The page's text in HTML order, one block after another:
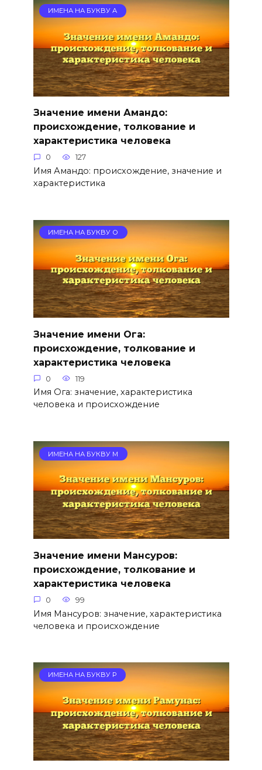
ИМЕНА НА БУКВУ А
Значение имени Амандо:
происхождение, толкование и
характеристика человека
0 127
Имя Амандо: происхождение, значение и
характеристика
ИМЕНА НА БУКВУ О
Значение имени Ога:
происхождение, толкование и
характеристика человека
0 119
Имя Ога: значение, характеристика
человека и происхождение
ИМЕНА НА БУКВУ М
Значение имени Мансуров:
происхождение, толкование и
характеристика человека
0 99
Имя Мансуров: значение, характеристика
человека и происхождение
ИМЕНА НА БУКВУ Р